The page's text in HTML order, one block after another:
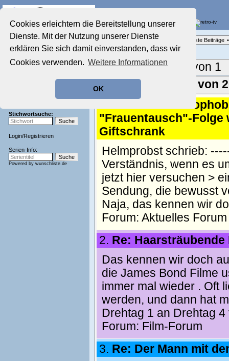
Cookies erleichtern die Bereitstellung unserer
Dienste. Mit der Nutzung unserer Dienste
erklären Sie sich damit einverstanden, dass wir
Cookies verwenden. Weitere Informationen
OK
Startseite
Aktuelles Forum
Film-Forum
Zeichentrick-Forum
Stichwortsuche:
Login/Registrieren
Serien-Info:
Powered by wunschliste.de
Forenliste • Themenübersicht Neueste Beiträge •
Aktuelle Seite:
1 von 1
Ergebnisse 1 - 20 von
Re: Nach
"Frauentausch"-Folge
Giftschrank
Helmprobst schrieb:
Verständnis, wenn es
jetzt hier versuchen >
Sendung, die bewusst
Naja, das kennen wir
Forum: Aktuelles Forum
2. Re: Haarsträubende
Das kennen wir doch
die James Bond Filme
immer mal wieder . Oft
werden, und dann hat
Drehtag 1 an Drehtag
Forum: Film-Forum
3. Re: Der Mann mit